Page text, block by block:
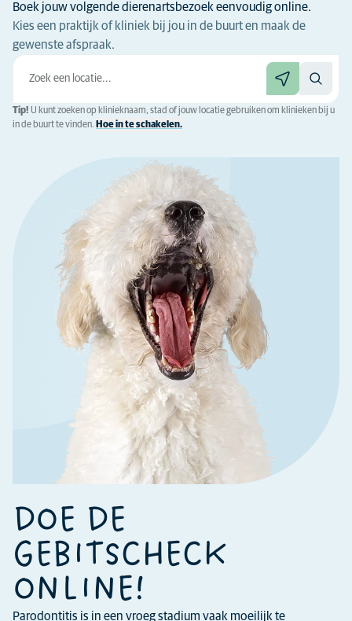
Boek jouw volgende dierenartsbezoek eenvoudig online.
Kies een praktijk of kliniek bij jou in de buurt en maak de
gewenste afspraak.
Tip! U kunt zoeken op klinieknaam, stad of jouw locatie gebruiken om klinieken bij u
in de buurt te vinden. Hoe in te schakelen.
DOE DE
GEBITSCHECK
ONLINE!
Parodontitis is in een vroeg stadium vaak moeilijk te